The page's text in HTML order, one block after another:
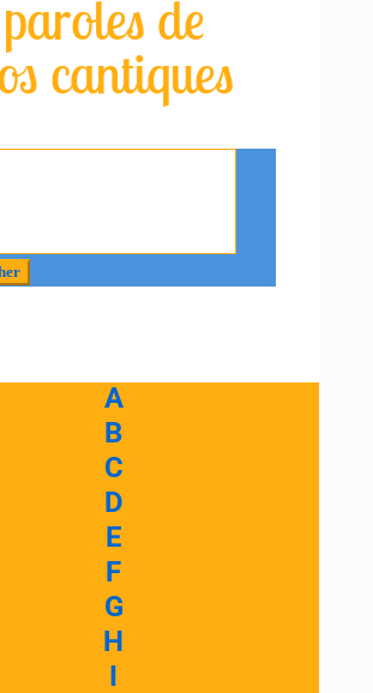
paroles de
cantiques
A
B
C
D
E
F
G
H
I